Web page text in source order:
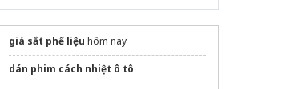
giá sắt phế liệu hôm nay
dán phim cách nhiệt ô tô